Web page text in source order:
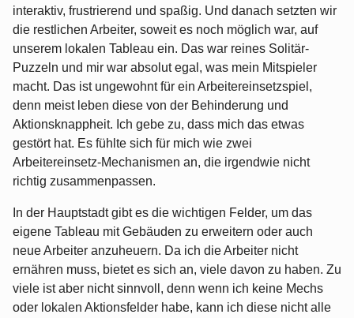
interaktiv, frustrierend und spaßig. Und danach setzten wir
die restlichen Arbeiter, soweit es noch möglich war, auf
unserem lokalen Tableau ein. Das war reines Solitär-
Puzzeln und mir war absolut egal, was mein Mitspieler
macht. Das ist ungewohnt für ein Arbeitereinsetzspiel,
denn meist leben diese von der Behinderung und
Aktionsknappheit. Ich gebe zu, dass mich das etwas
gestört hat. Es fühlte sich für mich wie zwei
Arbeitereinsetz-Mechanismen an, die irgendwie nicht
richtig zusammenpassen.
In der Hauptstadt gibt es die wichtigen Felder, um das
eigene Tableau mit Gebäuden zu erweitern oder auch
neue Arbeiter anzuheuern. Da ich die Arbeiter nicht
ernähren muss, bietet es sich an, viele davon zu haben. Zu
viele ist aber nicht sinnvoll, denn wenn ich keine Mechs
oder lokalen Aktionsfelder habe, kann ich diese nicht alle